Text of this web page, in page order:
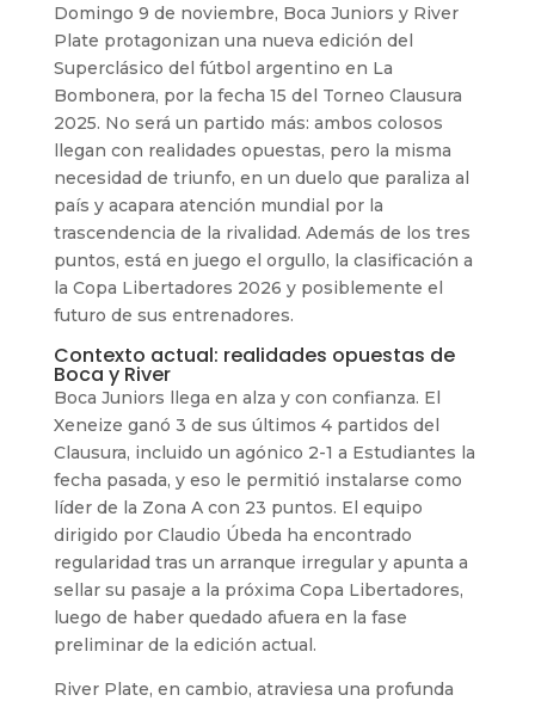
Domingo 9 de noviembre, Boca Juniors y River
Plate protagonizan una nueva edición del
Superclásico del fútbol argentino en La
Bombonera, por la fecha 15 del Torneo Clausura
2025. No será un partido más: ambos colosos
llegan con realidades opuestas, pero la misma
necesidad de triunfo, en un duelo que paraliza al
país y acapara atención mundial por la
trascendencia de la rivalidad. Además de los tres
puntos, está en juego el orgullo, la clasificación a
la Copa Libertadores 2026 y posiblemente el
futuro de sus entrenadores.
Contexto actual: realidades opuestas de
Boca y River
Boca Juniors llega en alza y con confianza. El
Xeneize ganó 3 de sus últimos 4 partidos del
Clausura, incluido un agónico 2-1 a Estudiantes la
fecha pasada, y eso le permitió instalarse como
líder de la Zona A con 23 puntos. El equipo
dirigido por Claudio Úbeda ha encontrado
regularidad tras un arranque irregular y apunta a
sellar su pasaje a la próxima Copa Libertadores,
luego de haber quedado afuera en la fase
preliminar de la edición actual.
River Plate, en cambio, atraviesa una profunda